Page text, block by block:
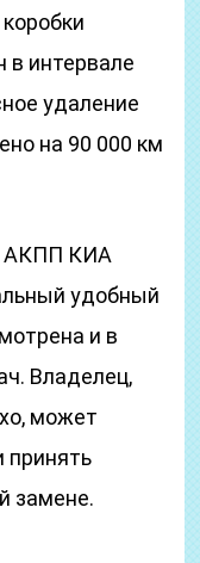
в интервале
удаление
на 90 000 км
АКПП КИА
удобный
и в
Владелец,
может
принять
замене.